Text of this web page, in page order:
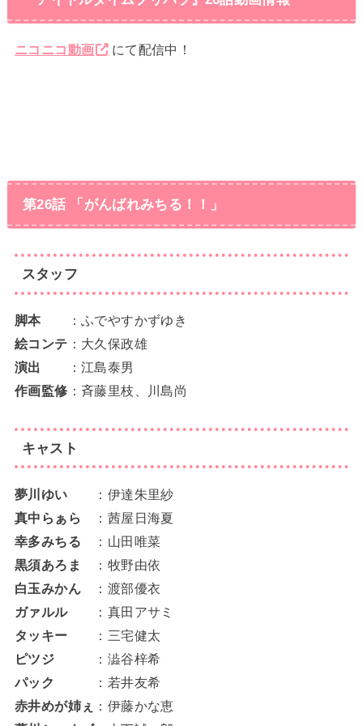
ニコニコ動画 にて配信中！
第26話 「がんばれみちる！！」
スタッフ
脚本
：ふでやすかずゆき
絵コンテ ：大久保政雄
演出
：江島泰男
作画監修 ：斉藤里枝、川島尚
キャスト
夢川ゆい
：伊達朱里紗
真中らぁら
：茜屋日海夏
幸多みちる
：山田唯菜
黒須あろま
：牧野由依
白玉みかん
：渡部優衣
ガァルル
：真田アサミ
タッキー
：三宅健太
ピツジ
：澁谷梓希
パック
：若井友希
赤井めが姉ぇ
：伊藤かな恵